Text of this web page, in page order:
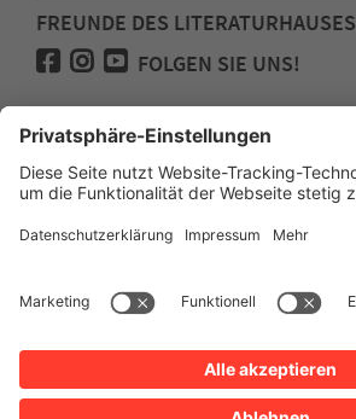
FREUNDE DES LITERATURHAUSES
FOLGEN SIE UNS!
Impressum
Anfahrt
Datenschutz
Barrierefreiheit
Literaturhauses